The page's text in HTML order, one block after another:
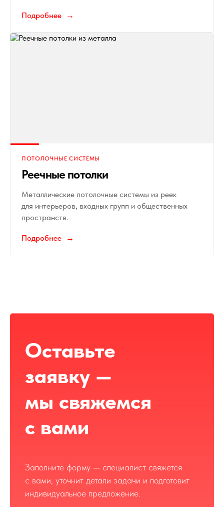
Подробнее
ПОТОЛОЧНЫЕ СИСТЕМЫ
Реечные потолки
Металлические потолочные системы из реек
для интерьеров, входных групп и общественных
пространств.
Подробнее
Оставьте
заявку —
мы свяжемся
с вами
Заполните форму — специалист свяжется
с вами, уточнит детали задачи и подготовит
индивидуальное предложение.